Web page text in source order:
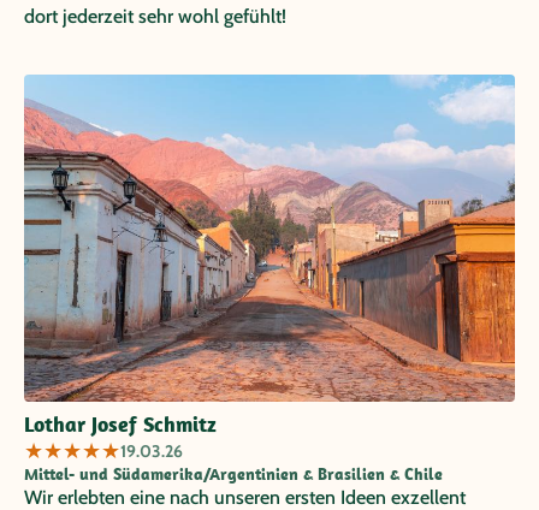
dort jederzeit sehr wohl gefühlt!
Lothar Josef Schmitz
★★★★★19.03.26
Mittel- und Südamerika/Argentinien & Brasilien & Chile
Wir erlebten eine nach unseren ersten Ideen exzellent